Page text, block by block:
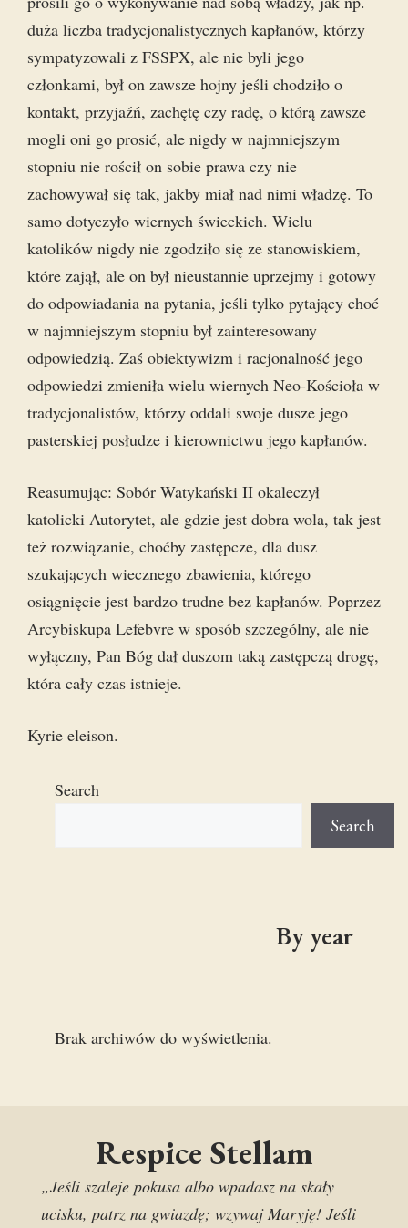
duża liczba tradycjonalistycznych kapłanów, którzy
sympatyzowali z FSSPX, ale nie byli jego
członkami, był on zawsze hojny jeśli chodziło o
kontakt, przyjaźń, zachętę czy radę, o którą zawsze
mogli oni go prosić, ale nigdy w najmniejszym
stopniu nie rościł on sobie prawa czy nie
zachowywał się tak, jakby miał nad nimi władzę. To
samo dotyczyło wiernych świeckich. Wielu
katolików nigdy nie zgodziło się ze stanowiskiem,
które zajął, ale on był nieustannie uprzejmy i gotowy
do odpowiadania na pytania, jeśli tylko pytający choć
w najmniejszym stopniu był zainteresowany
odpowiedzią. Zaś obiektywizm i racjonalność jego
odpowiedzi zmieniła wielu wiernych Neo-Kościoła w
tradycjonalistów, którzy oddali swoje dusze jego
pasterskiej posłudze i kierownictwu jego kapłanów.
Reasumując: Sobór Watykański II okaleczył
katolicki Autorytet, ale gdzie jest dobra wola, tak jest
też rozwiązanie, choćby zastępcze, dla dusz
szukających wiecznego zbawienia, którego
osiągnięcie jest bardzo trudne bez kapłanów. Poprzez
Arcybiskupa Lefebvre w sposób szczególny, ale nie
wyłączny, Pan Bóg dał duszom taką zastępczą drogę,
która cały czas istnieje.
Kyrie eleison.
Search
Search
By year
Brak archiwów do wyświetlenia.
Respice Stellam
„Jeśli szaleje pokusa albo wpadasz na skały
ucisku, patrz na gwiazdę; wzywaj Maryję! Jeśli